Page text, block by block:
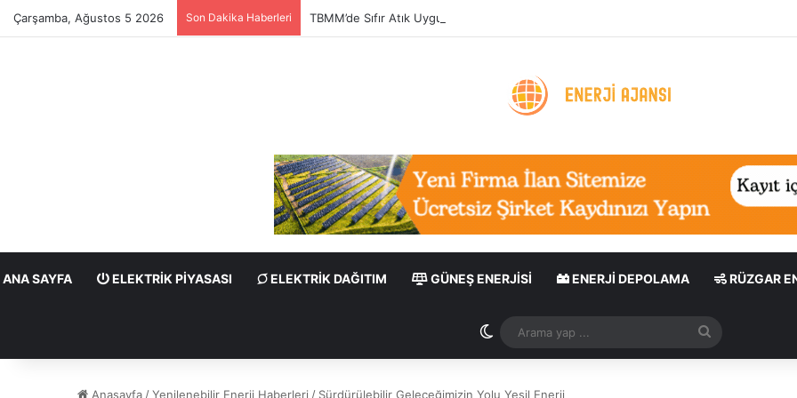
Çarşamba, Ağustos 5 2026 Son Dakika Haberleri TBMM’de Sıfır Atık Uygulaması: Enerji Tasarrufu ve Sera Gazı Azaltımı
ANA SAYFA ELEKTRIK PIYASASI ELEKTRIK DAĞITIM GÜNEŞ ENERJISI ENERJI DEPOLAMA RÜZGAR
Dış görünümü değiştir
yap
Anasayfa /Yenilenebilir Enerji Haberleri / Sürdürülebilir Geleceğimizin Yolu Yeşil Enerji